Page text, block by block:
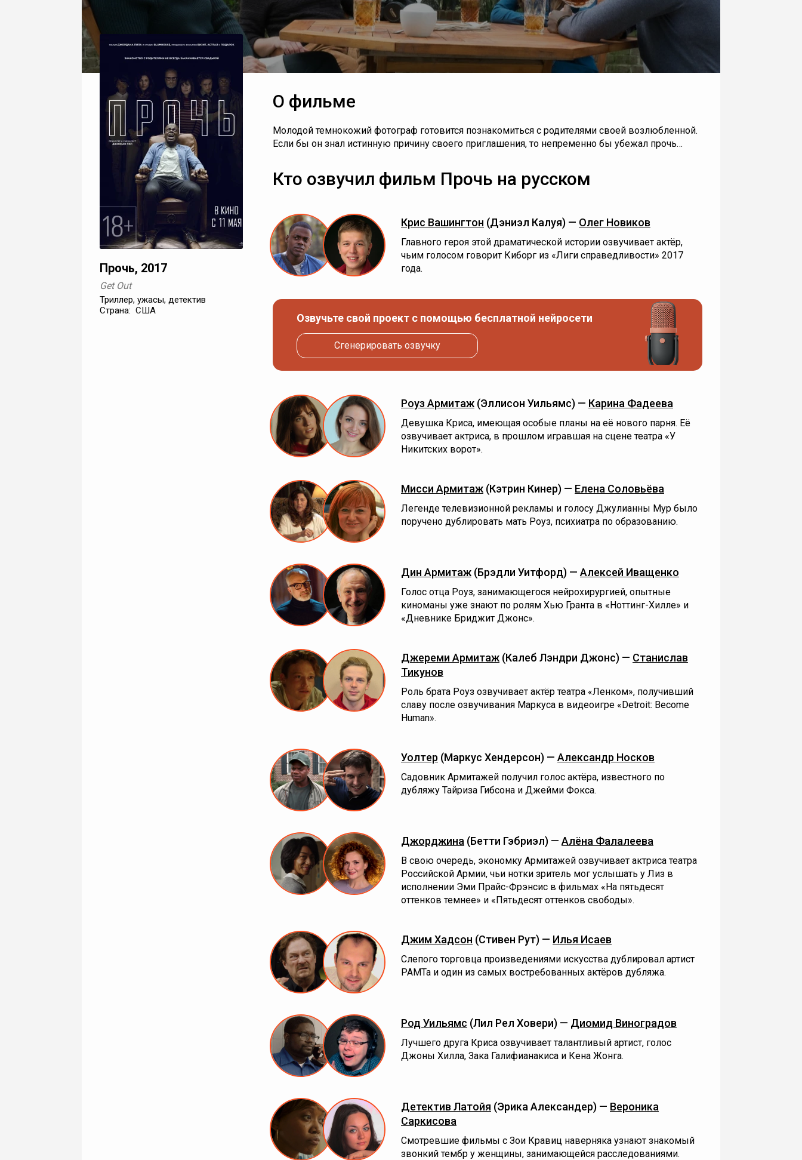
Прочь, 2017
Get Out
Триллер, ужасы, детектив
Страна: США
О фильме
Молодой темнокожий фотограф готовится познакомиться с родителями своей возлюбленной.
Если бы он знал истинную причину своего приглашения, то непременно бы убежал прочь…
Кто озвучил фильм Прочь на русском
Крис Вашингтон (Дэниэл Калуя) — Олег Новиков
Главного героя этой драматической истории озвучивает актёр,
чьим голосом говорит Киборг из «Лиги справедливости» 2017
года.
Озвучьте свой проект с помощью бесплатной нейросети
Сгенерировать озвучку
Роуз Армитаж (Эллисон Уильямс) — Карина Фадеева
Девушка Криса, имеющая особые планы на её нового парня. Её
озвучивает актриса, в прошлом игравшая на сцене театра «У
Никитских ворот».
Мисси Армитаж (Кэтрин Кинер) — Елена Соловьёва
Легенде телевизионной рекламы и голосу Джулианны Мур было
поручено дублировать мать Роуз, психиатра по образованию.
Дин Армитаж (Брэдли Уитфорд) — Алексей Иващенко
Голос отца Роуз, занимающегося нейрохирургией, опытные
киноманы уже знают по ролям Хью Гранта в «Ноттинг-Хилле» и
«Дневнике Бриджит Джонс».
Джереми Армитаж (Калеб Лэндри Джонс) — Станислав
Тикунов
Роль брата Роуз озвучивает актёр театра «Ленком», получивший
славу после озвучивания Маркуса в видеоигре «Detroit: Become
Human».
Уолтeр (Маркус Хендерсон) — Александр Носков
Садовник Армитажей получил голос актёра, известного по
дубляжу Тайриза Гибсона и Джейми Фокса.
Джорджина (Бетти Гэбриэл) — Алёна Фалалеева
В свою очередь, экономку Армитажей озвучивает актриса театра
Российской Армии, чьи нотки зритель мог услышать у Лиз в
исполнении Эми Прайс-Фрэнсис в фильмах «На пятьдесят
оттенков темнее» и «Пятьдесят оттенков свободы».
Джим Хадсон (Стивен Рут) — Илья Исаев
Слепого торговца произведениями искусства дублировал артист
РАМТа и один из самых востребованных актёров дубляжа.
Род Уильямс (Лил Рел Ховери) — Диомид Виноградов
Лучшего друга Криса озвучивает талантливый артист, голос
Джоны Хилла, Зака Галифианакиса и Кена Жонга.
Детектив Латойя (Эрика Александер) — Вероника
Саркисова
Смотревшие фильмы с Зои Кравиц наверняка узнают знакомый
звонкий тембр у женщины, занимающейся расследованиями.